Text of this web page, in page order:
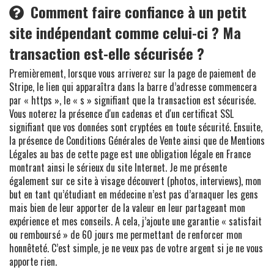
Comment faire confiance à un petit
site indépendant comme celui-ci ? Ma
transaction est-elle sécurisée ?
Premièrement, lorsque vous arriverez sur la page de paiement de
Stripe, le lien qui apparaîtra dans la barre d’adresse commencera
par « https », le « s » signifiant que la transaction est sécurisée.
Vous noterez la présence d'un cadenas et d'un certificat SSL
signifiant que vos données sont cryptées en toute sécurité. Ensuite,
la présence de Conditions Générales de Vente ainsi que de Mentions
Légales au bas de cette page est une obligation légale en France
montrant ainsi le sérieux du site Internet. Je me présente
également sur ce site à visage découvert (photos, interviews), mon
but en tant qu’étudiant en médecine n’est pas d’arnaquer les gens
mais bien de leur apporter de la valeur en leur partageant mon
expérience et mes conseils. A cela, j’ajoute une garantie « satisfait
ou remboursé » de 60 jours me permettant de renforcer mon
honnêteté. C’est simple, je ne veux pas de votre argent si je ne vous
apporte rien.